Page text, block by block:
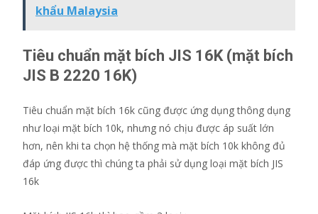
khẩu Malaysia
Tiêu chuẩn mặt bích JIS 16K (mặt bích
JIS B 2220 16K)
Tiêu chuẩn mặt bích 16k cũng được ứng dụng thông dụng
như loại mặt bích 10k, nhưng nó chịu được áp suất lớn
hơn, nên khi ta chọn hệ thống mà mặt bích 10k không đủ
đáp ứng được thì chúng ta phải sử dụng loại mặt bích JIS
16k